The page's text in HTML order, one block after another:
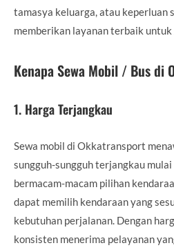
tamasya keluarga, atau keperluan
memberikan layanan terbaik untuk
Kenapa Sewa Mobil / Bus di
1. Harga Terjangkau
Sewa mobil di Okkatransport
sungguh-sungguh terjangkau
bermacam-macam pilihan
dapat memilih kendaraan yang
kebutuhan perjalanan. Dengan
konsisten menerima pelayanan